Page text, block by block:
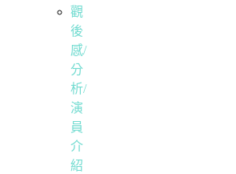
觀
後
感/
分
析/
演
員
介
紹